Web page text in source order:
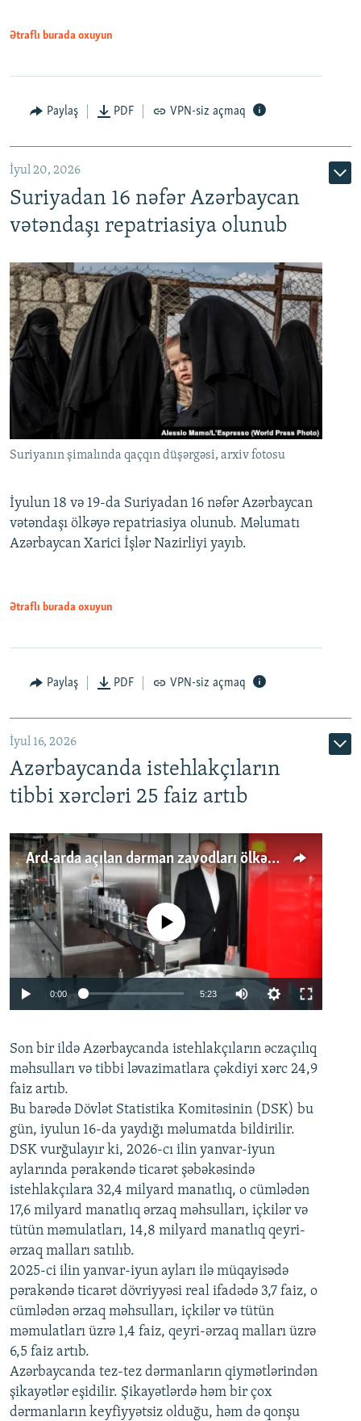
Auto
Ətraflı burada oxuyun
Paylaş PDF VPN-siz açmaq
İyul 20, 2026
Suriyadan 16 nəfər Azərbaycan
vətəndaşı repatriasiya olunub
Suriyanın şimalında qaçqın düşərgəsi, arxiv fotosu
İyulun 18 və 19-da Suriyadan 16 nəfər Azərbaycan
vətəndaşı ölkəyə repatriasiya olunub. Məlumatı
Azərbaycan Xarici İşlər Nazirliyi yayıb.
Ətraflı burada oxuyun
Paylaş PDF VPN-siz açmaq
İyul 16, 2026
Azərbaycanda istehlakçıların
tibbi xərcləri 25 faiz artıb
Ard-arda açılan dərman zavodları ölkənin tələbatını ödəyirmi?
Auto 240p 360p 480p
720p 1080p
No media source currently available
0:00 5:23
360p
480p
720p
1080p
Son bir ildə Azərbaycanda istehlakçıların əczaçılıq
məhsulları və tibbi ləvazimatlara çəkdiyi xərc 24,9
faiz artıb.
Bu barədə Dövlət Statistika Komitəsinin (DSK) bu
gün, iyulun 16-da yaydığı məlumatda bildirilir.
DSK vurğulayır ki, 2026-cı ilin yanvar-iyun
aylarında pərakəndə ticarət şəbəkəsində
istehlakçılara 32,4 milyard manatlıq, o cümlədən
17,6 milyard manatlıq ərzaq məhsulları, içkilər və
tütün məmulatları, 14,8 milyard manatlıq qeyri-
ərzaq malları satılıb.
2025-ci ilin yanvar-iyun ayları ilə müqayisədə
pərakəndə ticarət dövriyyəsi real ifadədə 3,7 faiz, o
cümlədən ərzaq məhsulları, içkilər və tütün
məmulatları üzrə 1,4 faiz, qeyri-ərzaq malları üzrə
6,5 faiz artıb.
Azərbaycanda tez-tez dərmanların qiymətlərindən
şikayətlər eşidilir. Şikayətlərdə həm bir çox
dərmanların keyfiyyətsiz olduğu, həm də qonşu